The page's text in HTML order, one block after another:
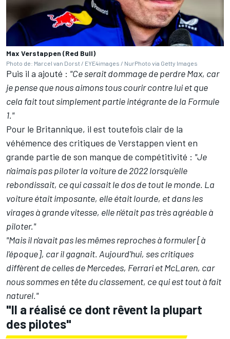
Max Verstappen (Red Bull)
Photo de: Marcel van Dorst / EYE4images / NurPhoto via Getty Images
Puis il a ajouté : "Ce serait dommage de perdre Max, car
je pense que nous aimons tous courir contre lui et que
cela fait tout simplement partie intégrante de la Formule
1."
Pour le Britannique, il est toutefois clair de la
véhémence des critiques de Verstappen vient en
grande partie de son manque de compétitivité : "Je
n'aimais pas piloter la voiture de 2022 lorsqu'elle
rebondissait, ce qui cassait le dos de tout le monde. La
voiture était imposante, elle était lourde, et dans les
virages à grande vitesse, elle n'était pas très agréable à
piloter."
"Mais il n'avait pas les mêmes reproches à formuler [à
l'époque], car il gagnait. Aujourd'hui, ses critiques
diffèrent de celles de Mercedes, FerrarietMcLaren, car
nous sommes en tête du classement, ce qui est tout à fait
naturel."
"Il a réalisé ce dont rêvent la plupart
des pilotes"